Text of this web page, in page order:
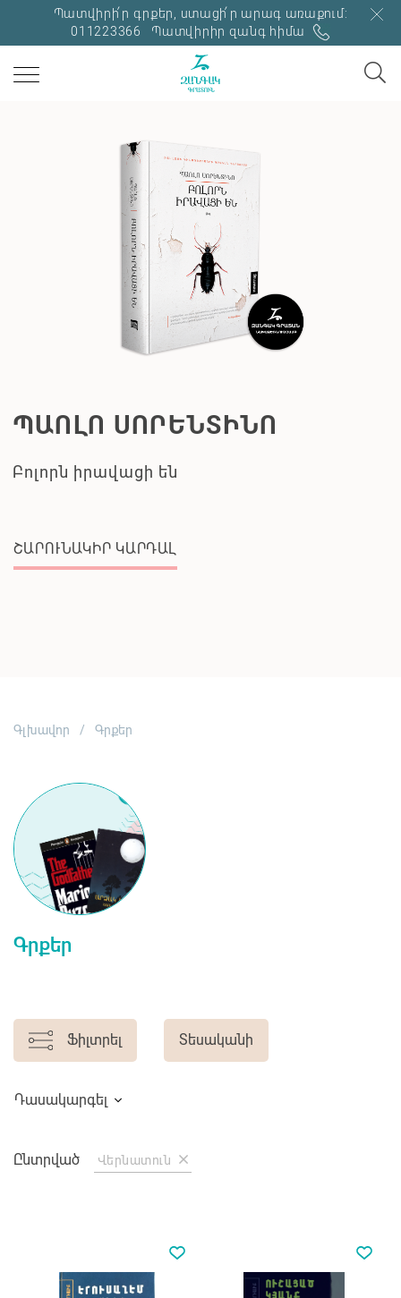
Պատվիրի՛ր գրքեր, ստացի՛ր արագ առաքում:
011223366
Պատվիրիր զանգ հիմա
ՊԱՈԼՈ ՍՈՐԵՆՏԻՆՈ
Բոլորն իրավացի են
ՇԱՐՈՒՆԱԿԻՐ ԿԱՐԴԱԼ
Գլխավոր Գրքեր
Գրքեր
Ֆիլտրել Տեսականի
Դասակարգել
Ընտրված Վերնատուն